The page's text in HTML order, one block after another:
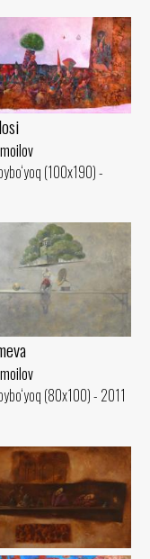
(100x190) -
(80x100) - 2011